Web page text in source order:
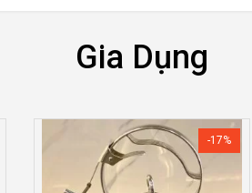
Gia Dụng
-17%